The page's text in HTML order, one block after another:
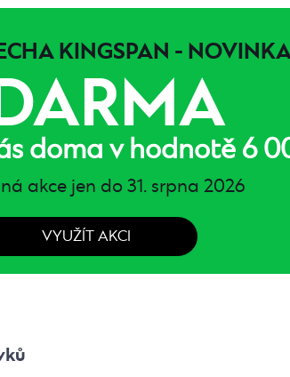
KINGSPAN -
doma v hodnotě 6
akce jen do 31. srpna 2026
VYUŽÍT AKCI